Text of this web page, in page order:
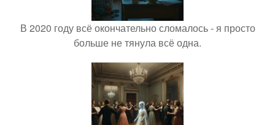
В 2020 году всё окончательно сломалось - я просто
больше не тянула всё одна.